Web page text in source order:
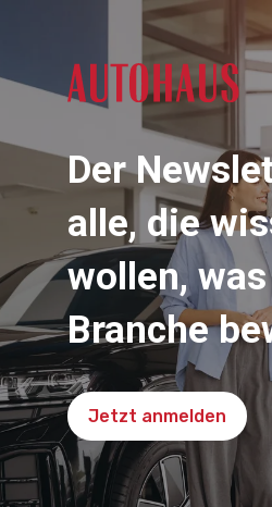
Der
alle, die
wollen,
Branche
Jetzt anmelden